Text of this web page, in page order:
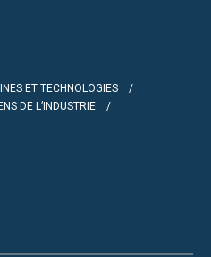
ET TECHNOLOGIES
DE L’INDUSTRIE